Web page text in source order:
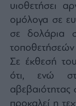
By
submitting
your
email,
you
agree
to
our
υιοθετήσει
ομόλογα σε
σε δολάρια
τοποθετήσεών
Σε έκθεσή
ότι, ενώ
αβεβαιότητας
προκαλεί η